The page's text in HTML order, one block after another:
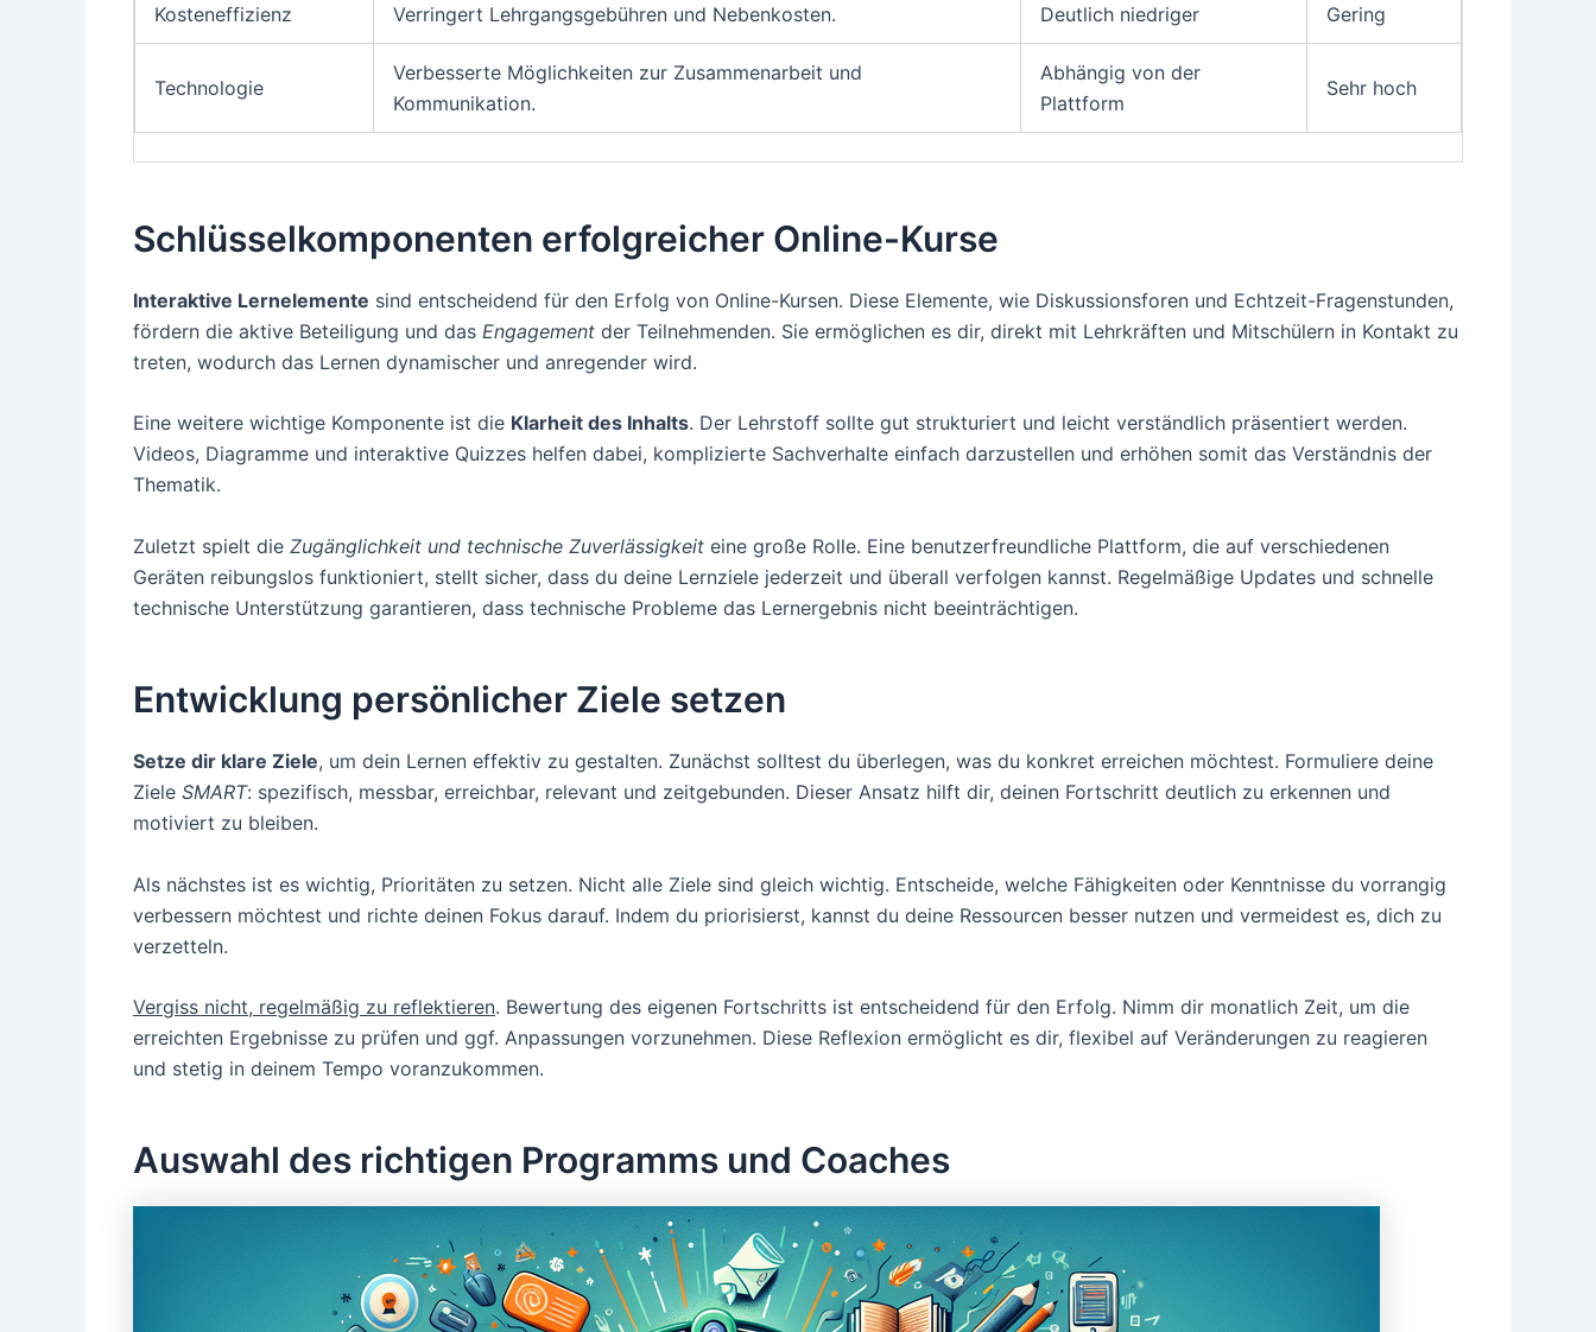
Kosteneffizienz Verringert Lehrgangsgebühren und Nebenkosten. Deutlich niedriger Gering
Technologie
Verbesserte Möglichkeiten zur Zusammenarbeit und
Kommunikation.
Abhängig von der
Plattform
Sehr hoch
Schlüsselkomponenten erfolgreicher Online-Kurse
Interaktive Lernelemente sind entscheidend für den Erfolg von Online-Kursen. Diese Elemente, wie Diskussionsforen und Echtzeit-Fragenstunden,
fördern die aktive Beteiligung und das Engagement der Teilnehmenden. Sie ermöglichen es dir, direkt mit Lehrkräften und Mitschülern in Kontakt zu
treten, wodurch das Lernen dynamischer und anregender wird.
Eine weitere wichtige Komponente ist die Klarheit des Inhalts. Der Lehrstoff sollte gut strukturiert und leicht verständlich präsentiert werden.
Videos, Diagramme und interaktive Quizzes helfen dabei, komplizierte Sachverhalte einfach darzustellen und erhöhen somit das Verständnis der
Thematik.
Zuletzt spielt die Zugänglichkeit und technische Zuverlässigkeit eine große Rolle. Eine benutzerfreundliche Plattform, die auf verschiedenen
Geräten reibungslos funktioniert, stellt sicher, dass du deine Lernziele jederzeit und überall verfolgen kannst. Regelmäßige Updates und schnelle
technische Unterstützung garantieren, dass technische Probleme das Lernergebnis nicht beeinträchtigen.
Entwicklung persönlicher Ziele setzen
Setze dir klare Ziele, um dein Lernen effektiv zu gestalten. Zunächst solltest du überlegen, was du konkret erreichen möchtest. Formuliere deine
Ziele SMART: spezifisch, messbar, erreichbar, relevant und zeitgebunden. Dieser Ansatz hilft dir, deinen Fortschritt deutlich zu erkennen und
motiviert zu bleiben.
Als nächstes ist es wichtig, Prioritäten zu setzen. Nicht alle Ziele sind gleich wichtig. Entscheide, welche Fähigkeiten oder Kenntnisse du vorrangig
verbessern möchtest und richte deinen Fokus darauf. Indem du priorisierst, kannst du deine Ressourcen besser nutzen und vermeidest es, dich zu
verzetteln.
Vergiss nicht, regelmäßig zu reflektieren. Bewertung des eigenen Fortschritts ist entscheidend für den Erfolg. Nimm dir monatlich Zeit, um die
erreichten Ergebnisse zu prüfen und ggf. Anpassungen vorzunehmen. Diese Reflexion ermöglicht es dir, flexibel auf Veränderungen zu reagieren
und stetig in deinem Tempo voranzukommen.
Auswahl des richtigen Programms und Coaches